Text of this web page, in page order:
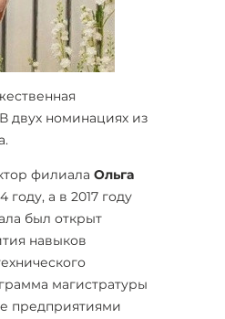
двух номинациях из
филиала Ольга
а в 2017 году
был открыт
навыков
магистратуры
предприятиями